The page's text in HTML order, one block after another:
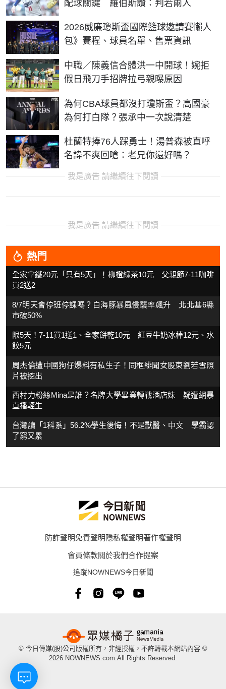
配球關鍵 羅伯斯讚：判若兩人
2026威廉瓊斯盃國際籃球邀請賽懶人
包》賽程、球員名單、售票資訊
中職／陳義信合體洪一中開球！婉拒
假日飛刀手招牌拉弓親曝原因
為何CBA球員都沒打瓊斯盃？高國豪
為何打白隊？張承中一次說清楚
杜蘭特捧76人踩勇士！湯普森被直呼
名諱不爽回嗆：老兄你還好嗎？
我是廣告 請繼續往下閱讀
我是廣告 請繼續往下閱讀
熱門
全家拿鐵20元「只有5天」！柳橙綠茶10元 父親節7-11咖啡
買2送2
8/7明天會停班停課嗎？白海豚暴風侵襲率飆升 北北基6縣
市破50%
限5天！7-11買1送1、全家餅乾10元 紅豆牛奶冰棒12元、水
餃5元
周杰倫遭中國狗仔爆料有私生子！同框緋聞女股東劉若雪照
片被挖出
西村力粉絲Mina是誰？名牌大學畢業轉戰酒店妹 疑遭網暴
直播輕生
台灣讀「1科系」56.2%學生後悔！不是獸醫、中文 學霸認
了窮又累
防詐聲明免責聲明隱私權聲明著作權聲明
會員條款關於我們合作提案
追蹤NOWNEWS今日新聞
© 今日傳媒(股)公司版權所有，非經授權，不許轉載本網站內容 ©
2026 NOWNEWS.com.All Rights Reserved.